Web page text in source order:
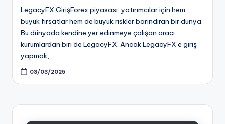
LegacyFX GirişForex piyasası, yatırımcılar için hem
büyük fırsatlar hem de büyük riskler barındıran bir dünya.
Bu dünyada kendine yer edinmeye çalışan aracı
kurumlardan biri de LegacyFX. Ancak LegacyFX’e giriş
yapmak,…
03/03/2025